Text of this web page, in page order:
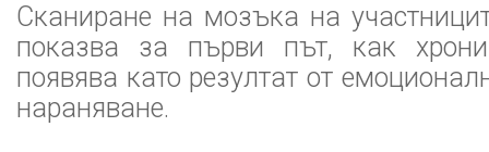
Сканиране на мозъка на
показва за първи път, как
появява като резултат от
нараняване.